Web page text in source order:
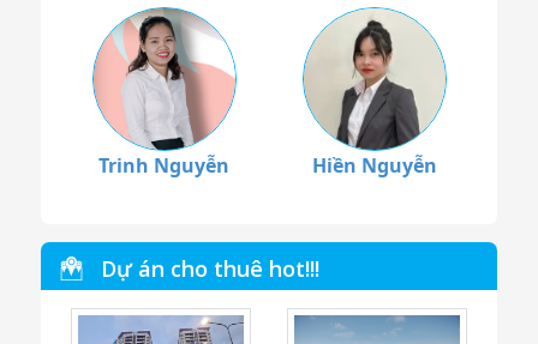
Trinh Nguyễn Hiền Nguyễn
Dự án cho thuê hot!!!